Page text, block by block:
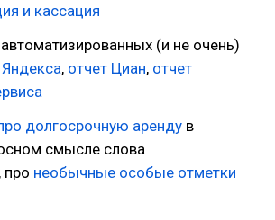
и кассация
(и не очень)
Яндекса, отчет Циан, отчет
долгосрочную аренду в
смысле слова
про необычные особые отметки